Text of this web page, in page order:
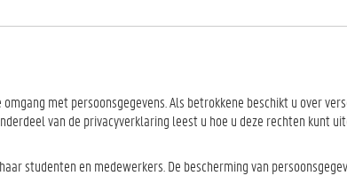
met persoonsgegevens. Als betrokkene beschikt u over
van de privacyverklaring leest u hoe u deze rechten kunt
studenten en medewerkers. De bescherming van